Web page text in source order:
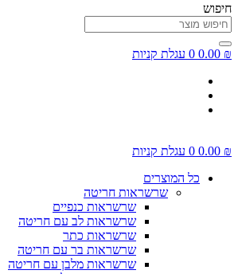
חיפוש
0.00 ₪
0 עגלת קניות
0.00 ₪
0 עגלת קניות
כל המוצרים
שרשראות חריטה
שרשראות כנפיים
שרשראות לב עם חריטה
שרשראות כתר
שרשראות בר עם חריטה
שרשראות מלבן עם חריטה